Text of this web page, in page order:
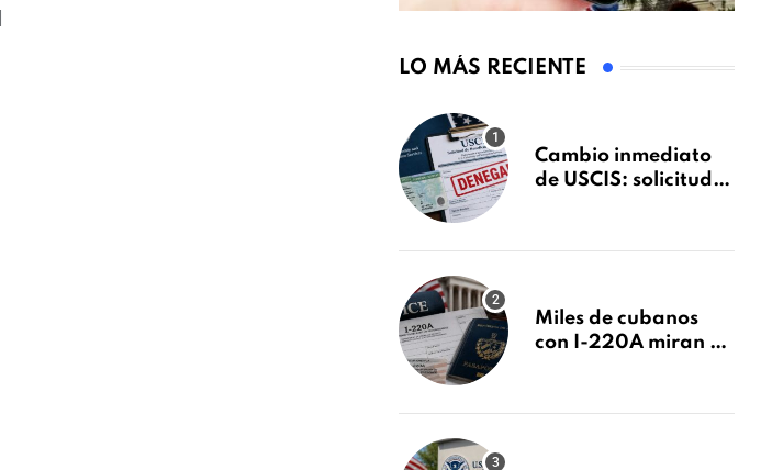
LO MÁS RECIENTE
Cambio inmediato
de USCIS: solicitudes
sin previo aviso
Miles de cubanos
con I-220A miran al
decidirse en una